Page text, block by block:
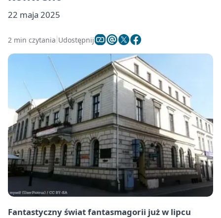
22 maja 2025
2 min czytania Udostępnij
Fantastyczny świat fantasmagorii już w lipcu